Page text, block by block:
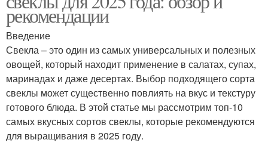
рекомендации
Введение
Свекла – это один из самых универсальных и полезных
овощей, который находит применение в салатах, супах,
маринадах и даже десертах. Выбор подходящего сорта
свеклы может существенно повлиять на вкус и текстуру
готового блюда. В этой статье мы рассмотрим топ-10
самых вкусных сортов свеклы, которые рекомендуются
для выращивания в 2025 году.